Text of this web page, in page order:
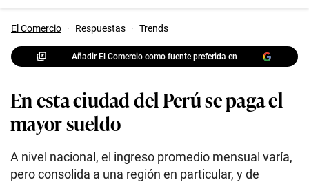
El Comercio · Respuestas · Trends
Añadir El Comercio como fuente preferida en
En esta ciudad del Perú se paga el
mayor sueldo
A nivel nacional, el ingreso promedio mensual varía,
pero consolida a una región en particular, y de